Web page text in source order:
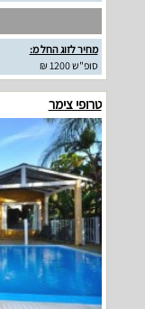
מחיר לזוג החל מ:
סופ"ש 1200 ₪
טרופי צימר